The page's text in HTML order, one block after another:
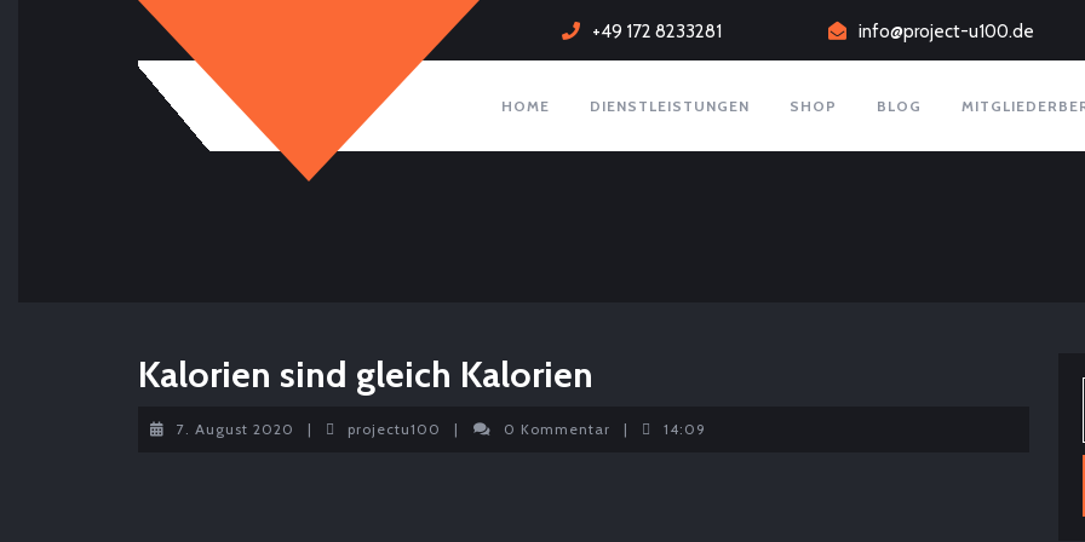
+49 172 8233281
info@project-u100.de
HOME DIENSTLEISTUNGEN SHOP BLOG
Kalorien sind gleich Kalorien
7. August 2020 | projectu100 projectu100
| 0 Kommentar | 14:09